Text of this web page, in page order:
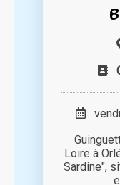
Loire à
Sardine",